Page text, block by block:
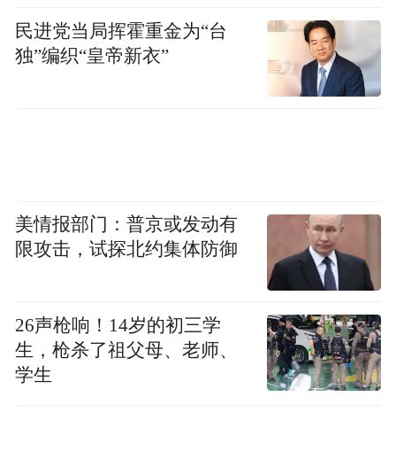
民进党当局挥霍重金为“台
独”编织“皇帝新衣”
美情报部门：普京或发动有
限攻击，试探北约集体防御
26声枪响！14岁的初三学
生，枪杀了祖父母、老师、
学生